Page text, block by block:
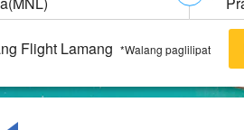
Flight Lamang *Walang paglilipat